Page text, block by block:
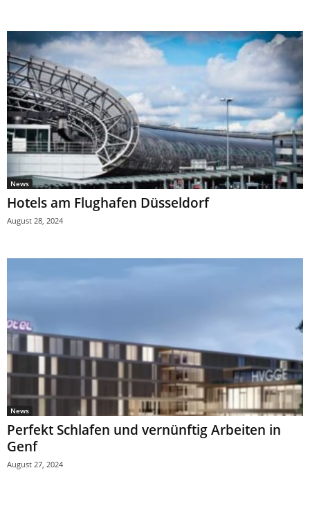
News
Hotels am Flughafen Düsseldorf
August 28, 2024
News
Perfekt Schlafen und vernünftig Arbeiten in
Genf
August 27, 2024